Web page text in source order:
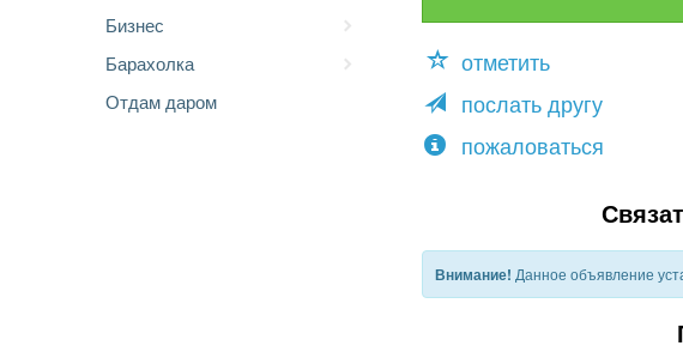
Бизнес
Барахолка
Отдам даром
отметить
послать другу
пожаловаться
Внимание! Данное объявление